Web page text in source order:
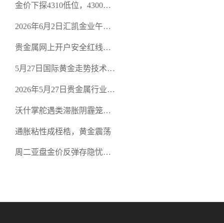
金价下探4310低位，4300关
2026年6月2日汇凯金业午盘
空头清算算法如何布防？
贵金属网上开户安全红线：
恶意洗盘陷阱
5月27日国际黄金走势技术盘
规黄金平台全方位行情解析
2026年5月27日贵金属行业新
正规贵金属开户平台迎开户
热潮
沃什掌舵遇类滞胀阴霾笼
通胀粘性成桎梏，黄金震荡
周二亚盘金价反弹存隐忧，